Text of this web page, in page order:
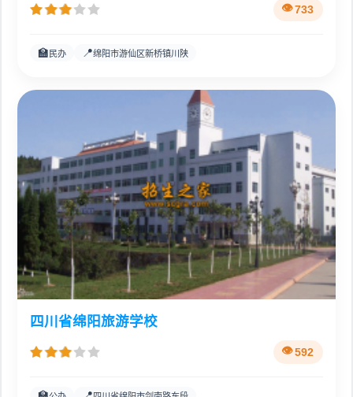
733
🏫 民办 📍绵阳市游仙区新桥镇川陕
四川省绵阳旅游学校
592